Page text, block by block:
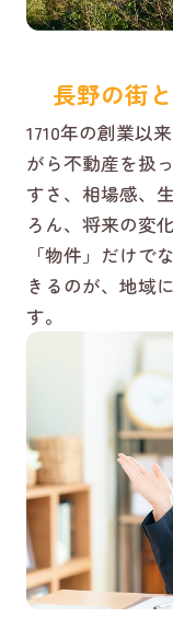
長野の街
1710年の創業以
がら不動産を扱
すさ、相場感、
ろん、将来の変
「物件」だけで
きるのが、地域
す。